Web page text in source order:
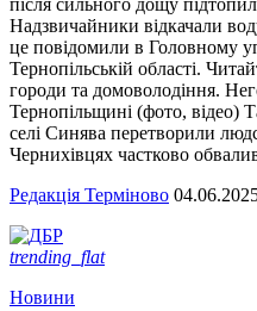
Надзвичайники відкачали
це повідомили в Головному
Тернопільській області.
городи та домоволодіння.
Тернопільщині (фото, відео)
селі Синява перетворили
Чернихівцях частково
Редакція Терміново
trending_flat
Новини